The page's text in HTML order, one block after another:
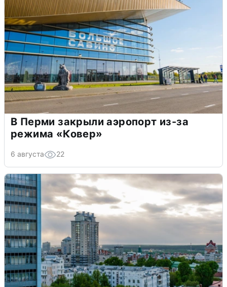
В Перми закрыли аэропорт из-за
режима «Ковер»
6 августа 22